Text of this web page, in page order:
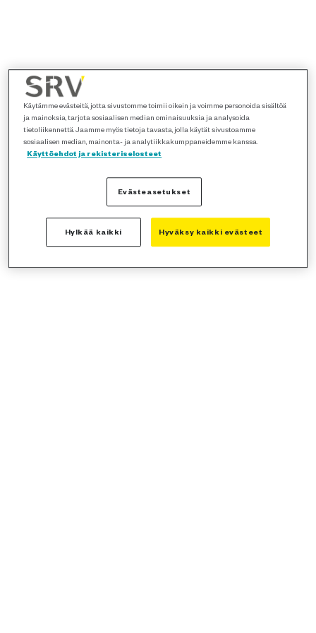
Käytämme evästeitä, jotta sivustomme toimii oikein ja voimme personoida sisältöä
ja mainoksia, tarjota sosiaalisen median ominaisuuksia ja analysoida
tietoliikennettä. Jaamme myös tietoja tavasta, jolla käytät sivustoamme
sosiaalisen median, mainonta- ja analytiikkakumppaneidemme kanssa.
Käyttöehdot ja rekisteriselosteet
Evästeasetukset
Hylkää kaikki Hyväksy kaikki evästeet